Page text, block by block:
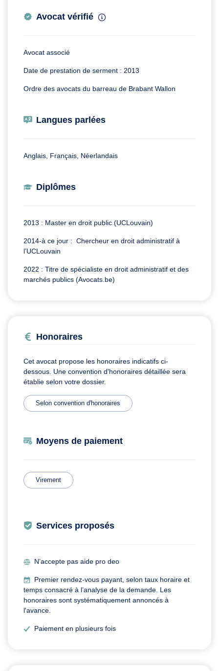
Avocat vérifié
Avocat associé
Date de prestation de serment : 2013
Ordre des avocats du barreau de Brabant Wallon
Langues parlées
Anglais, Français, Néerlandais
Diplômes
2013 : Master en droit public (UCLouvain)
2014-à ce jour : Chercheur en droit administratif à
l’UCLouvain
2022 : Titre de spécialiste en droit administratif et des
marchés publics (Avocats.be)
Honoraires
Cet avocat propose les honoraires indicatifs ci-
dessous. Une convention d'honoraires détaillée sera
établie selon votre dossier.
Selon convention d'honoraires
Moyens de paiement
Virement
Services proposés
N’accepte pas aide pro deo
Premier rendez-vous payant, selon taux horaire et
temps consacré à l’analyse de la demande. Les
honoraires sont systématiquement annoncés à
l'avance.
Paiement en plusieurs fois